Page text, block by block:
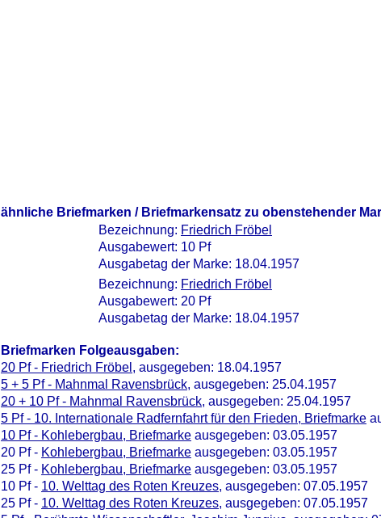
ähnliche Briefmarken / Briefmarkensatz zu obenstehender
Bezeichnung: Friedrich Fröbel
Ausgabewert: 10 Pf
Ausgabetag der Marke: 18.04.1957
Bezeichnung: Friedrich Fröbel
Ausgabewert: 20 Pf
Ausgabetag der Marke: 18.04.1957
Briefmarken Folgeausgaben:
20 Pf - Friedrich Fröbel , ausgegeben: 18.04.1957
5 + 5 Pf - Mahnmal Ravensbrück, ausgegeben: 25.04.1957
20 + 10 Pf - Mahnmal Ravensbrück, ausgegeben: 25.04.1957
5 Pf - 10. Internationale Radfernfahrt für den Frieden, Briefmarke
10 Pf - Kohlebergbau, Briefmarke ausgegeben: 03.05.1957
20 Pf - Kohlebergbau, Briefmarke ausgegeben: 03.05.1957
25 Pf - Kohlebergbau, Briefmarke ausgegeben: 03.05.1957
10 Pf - 10. Welttag des Roten Kreuzes, ausgegeben: 07.05.1957
25 Pf - 10. Welttag des Roten Kreuzes, ausgegeben: 07.05.1957